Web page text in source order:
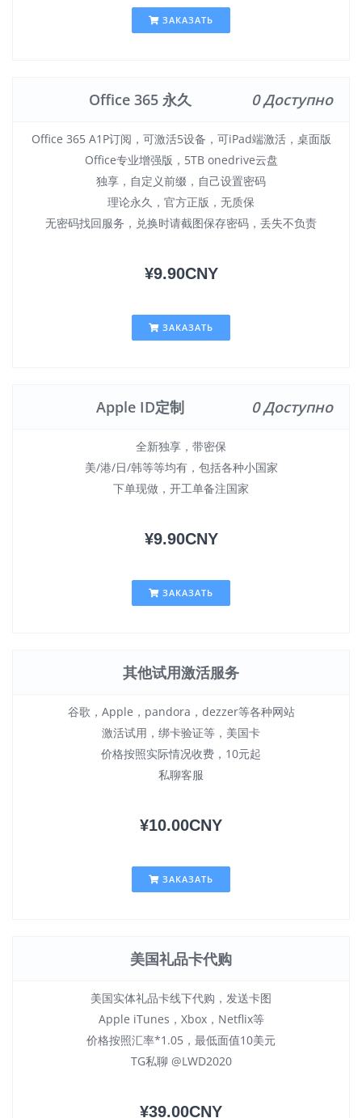
ЗАКАЗАТЬ
Office 365 永久 0 Доступно
Office 365 A1P订阅，可激活5设备，可iPad端激活，桌面版
Office专业增强版，5TB onedrive云盘
独享，自定义前缀，自己设置密码
理论永久，官方正版，无质保
无密码找回服务，兑换时请截图保存密码，丢失不负责
¥9.90CNY
ЗАКАЗАТЬ
Apple ID定制 0 Доступно
全新独享，带密保
美/港/日/韩等等均有，包括各种小国家
下单现做，开工单备注国家
¥9.90CNY
ЗАКАЗАТЬ
其他试用激活服务
谷歌，Apple，pandora，dezzer等各种网站
激活试用，绑卡验证等，美国卡
价格按照实际情况收费，10元起
私聊客服
¥10.00CNY
ЗАКАЗАТЬ
美国礼品卡代购
美国实体礼品卡线下代购，发送卡图
Apple iTunes，Xbox，Netflix等
价格按照汇率*1.05，最低面值10美元
TG私聊 @LWD2020
¥39.00CNY